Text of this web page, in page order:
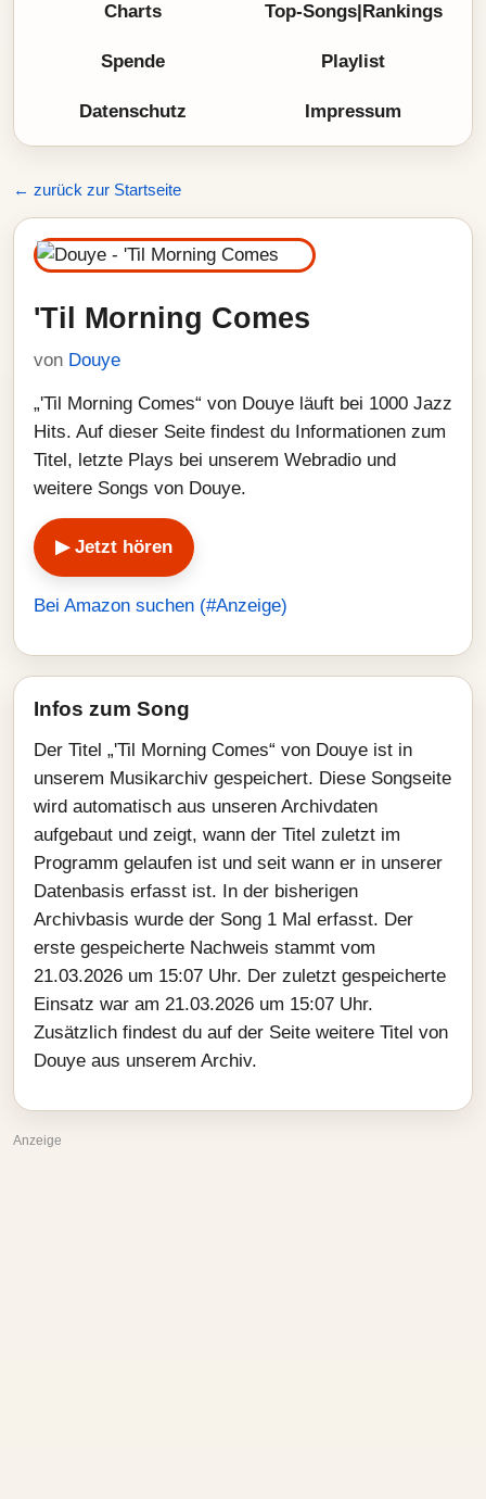
Charts Top-Songs|Rankings
Spende Playlist
Datenschutz Impressum
← zurück zur Startseite
'Til Morning Comes
von Douye
„'Til Morning Comes“ von Douye läuft bei 1000 Jazz
Hits. Auf dieser Seite findest du Informationen zum
Titel, letzte Plays bei unserem Webradio und
weitere Songs von Douye.
▶ Jetzt hören
Bei Amazon suchen (#Anzeige)
Infos zum Song
Der Titel „'Til Morning Comes“ von Douye ist in
unserem Musikarchiv gespeichert. Diese Songseite
wird automatisch aus unseren Archivdaten
aufgebaut und zeigt, wann der Titel zuletzt im
Programm gelaufen ist und seit wann er in unserer
Datenbasis erfasst ist. In der bisherigen
Archivbasis wurde der Song 1 Mal erfasst. Der
erste gespeicherte Nachweis stammt vom
21.03.2026 um 15:07 Uhr. Der zuletzt gespeicherte
Einsatz war am 21.03.2026 um 15:07 Uhr.
Zusätzlich findest du auf der Seite weitere Titel von
Douye aus unserem Archiv.
Anzeige